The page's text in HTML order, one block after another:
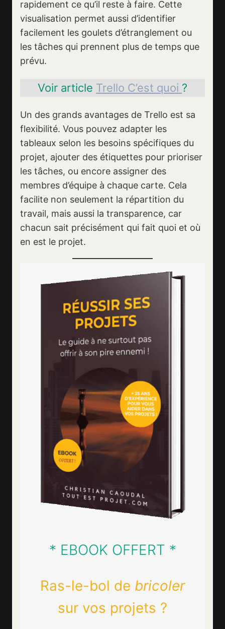
rapidement ce qu’il reste à faire. Cette
visualisation permet aussi d’identifier
facilement les goulets d’étranglement ou
les tâches qui prennent plus de temps que
prévu.
Voir article Trello C’est quoi ?
Un des grands avantages de Trello est sa
flexibilité. Vous pouvez adapter les
tableaux selon les besoins spécifiques du
projet, ajouter des étiquettes pour prioriser
les tâches, ou encore assigner des
membres d’équipe à chaque carte. Cela
facilite non seulement la répartition du
travail, mais aussi la transparence, car
chacun sait précisément qui fait quoi et où
en est le projet.
* EBOOK OFFERT *
Ras-le-bol de bricoler
sur vos projets ?